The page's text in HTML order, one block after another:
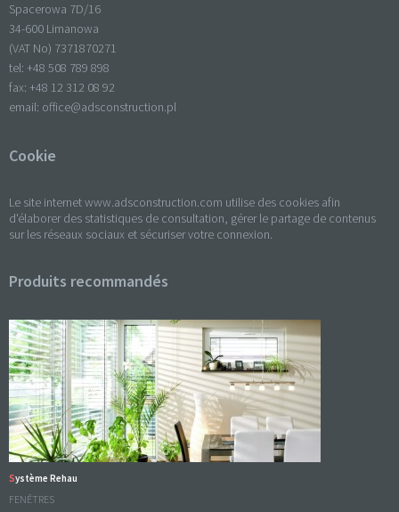
Spacerowa 7D/16
34-600 Limanowa
(VAT No) 7371870271
tel: +48 508 789 898
fax: +48 12 312 08 92
email: office@adsconstruction.pl
Cookie
Le site internet www.adsconstruction.com utilise des cookies afin
d'élaborer des statistiques de consultation, gérer le partage de contenus
sur les réseaux sociaux et sécuriser votre connexion.
Produits recommandés
Système Rehau
FENÊTRES